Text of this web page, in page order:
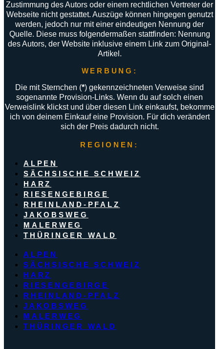
Zustimmung des Autors oder einem rechtlichen Vertreter der
Webseite nicht gestattet. Auszüge können hingegen genutzt
werden, jedoch nur mit einer eindeutigen Nennung der
Quelle. Diese muss folgendermaßen stattfinden: Nennung
des Autors, der Website inklusive einem Link zum Original-
Artikel.
WERBUNG:
Die mit Sternchen (*) gekennzeichneten Verweise sind
sogenannte Provision-Links. Wenn du auf solch einen
Verweislink klickst und über diesen Link einkaufst, bekomme
ich von deinem Einkauf eine Provision. Für dich verändert
sich der Preis dadurch nicht.
REGIONEN:
ALPEN
SÄCHSISCHE SCHWEIZ
HARZ
RIESENGEBIRGE
RHEINLAND-PFALZ
JAKOBSWEG
MALERWEG
THÜRINGER WALD
ALPEN
SÄCHSISCHE SCHWEIZ
HARZ
RIESENGEBIRGE
RHEINLAND-PFALZ
JAKOBSWEG
MALERWEG
THÜRINGER WALD